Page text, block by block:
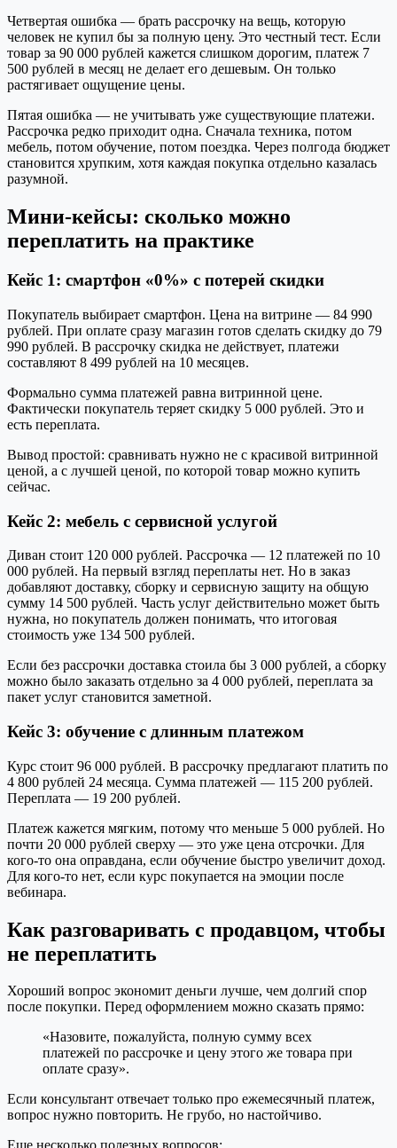
Четвертая ошибка — брать рассрочку на вещь, которую
человек не купил бы за полную цену. Это честный тест. Если
товар за 90 000 рублей кажется слишком дорогим, платеж 7
500 рублей в месяц не делает его дешевым. Он только
растягивает ощущение цены.
Пятая ошибка — не учитывать уже существующие платежи.
Рассрочка редко приходит одна. Сначала техника, потом
мебель, потом обучение, потом поездка. Через полгода бюджет
становится хрупким, хотя каждая покупка отдельно казалась
разумной.
Мини-кейсы: сколько можно
переплатить на практике
Кейс 1: смартфон «0%» с потерей скидки
Покупатель выбирает смартфон. Цена на витрине — 84 990
рублей. При оплате сразу магазин готов сделать скидку до 79
990 рублей. В рассрочку скидка не действует, платежи
составляют 8 499 рублей на 10 месяцев.
Формально сумма платежей равна витринной цене.
Фактически покупатель теряет скидку 5 000 рублей. Это и
есть переплата.
Вывод простой: сравнивать нужно не с красивой витринной
ценой, а с лучшей ценой, по которой товар можно купить
сейчас.
Кейс 2: мебель с сервисной услугой
Диван стоит 120 000 рублей. Рассрочка — 12 платежей по 10
000 рублей. На первый взгляд переплаты нет. Но в заказ
добавляют доставку, сборку и сервисную защиту на общую
сумму 14 500 рублей. Часть услуг действительно может быть
нужна, но покупатель должен понимать, что итоговая
стоимость уже 134 500 рублей.
Если без рассрочки доставка стоила бы 3 000 рублей, а сборку
можно было заказать отдельно за 4 000 рублей, переплата за
пакет услуг становится заметной.
Кейс 3: обучение с длинным платежом
Курс стоит 96 000 рублей. В рассрочку предлагают платить по
4 800 рублей 24 месяца. Сумма платежей — 115 200 рублей.
Переплата — 19 200 рублей.
Платеж кажется мягким, потому что меньше 5 000 рублей. Но
почти 20 000 рублей сверху — это уже цена отсрочки. Для
кого-то она оправдана, если обучение быстро увеличит доход.
Для кого-то нет, если курс покупается на эмоции после
вебинара.
Как разговаривать с продавцом, чтобы
не переплатить
Хороший вопрос экономит деньги лучше, чем долгий спор
после покупки. Перед оформлением можно сказать прямо:
«Назовите, пожалуйста, полную сумму всех
платежей по рассрочке и цену этого же товара при
оплате сразу».
Если консультант отвечает только про ежемесячный платеж,
вопрос нужно повторить. Не грубо, но настойчиво.